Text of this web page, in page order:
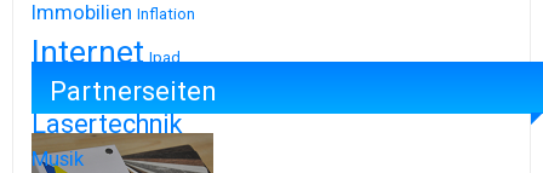
Immobilien Inflation
Internet Ipad
Iphone
Lasertechnik
Musik
Partnerseiten